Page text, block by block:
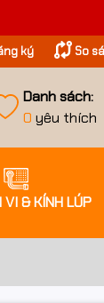
ký So
Danh sách:
0 yêu thích
VI & KÍNH LÚP